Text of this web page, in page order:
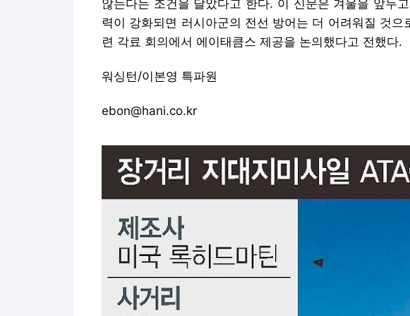
않는다는 조건을 달았다고 한다. 이 신문은 겨울을 앞두
력이 강화되면 러시아군의 전선 방어는 더 어려워질 것
련 각료 회의에서 에이태큼스 제공을 논의했다고 전했다.
워싱턴/이본영 특파원
ebon@hani.co.kr